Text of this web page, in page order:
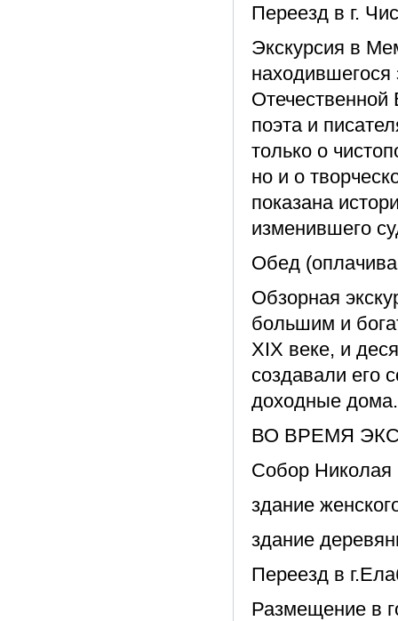
Переезд в г.
Экскурсия в
находившегося
Отечественной
поэта и
только о
но и о
показана
изменившего
Обед
Обзорная
большим и
XIX веке, и
создавали его
доходные дома.
ВО ВРЕМЯ
Собор Николая
здание
здание
Переезд в
Размещение в